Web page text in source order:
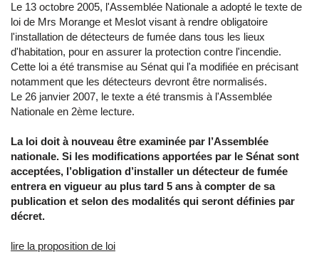
Le 13 octobre 2005, l'Assemblée Nationale a adopté le texte de
loi de Mrs Morange et Meslot visant à rendre obligatoire
l'installation de détecteurs de fumée dans tous les lieux
d'habitation, pour en assurer la protection contre l'incendie.
Cette loi a été transmise au Sénat qui l'a modifiée en précisant
notamment que les détecteurs devront être normalisés.
Le 26 janvier 2007, le texte a été transmis à l'Assemblée
Nationale en 2ème lecture.
La loi doit à nouveau être examinée par l’Assemblée
nationale. Si les modifications apportées par le Sénat sont
acceptées, l’obligation d’installer un détecteur de fumée
entrera en vigueur au plus tard 5 ans à compter de sa
publication et selon des modalités qui seront définies par
décret.
lire la proposition de loi